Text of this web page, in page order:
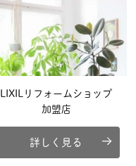
LIXILリフォームショップ
加盟店
詳しく見る